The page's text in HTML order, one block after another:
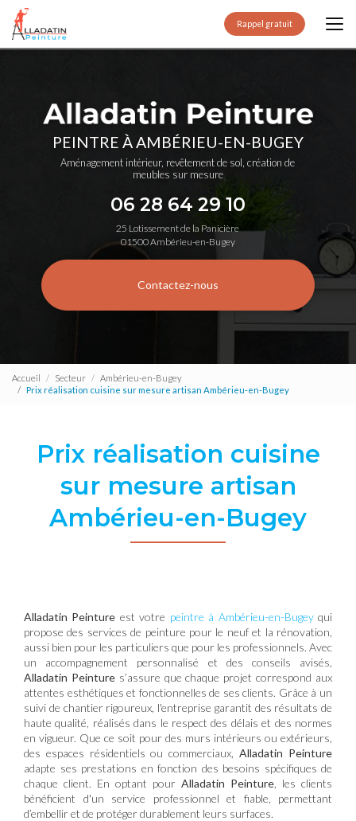
Aller
contenu
principal
Rappel gratuit
PEINTRE À AMBÉRIEU-EN-BUGEY
Aménagement intérieur, revêtement de sol, création de
meubles sur mesure
06 28 64 29 10
25 Lotissement de la Panicière
01500 Ambérieu-en-Bugey
Contactez-nous
Accueil Secteur
Ambérieu-en-Bugey
Prix réalisation cuisine sur mesure artisan Ambérieu-en-Bugey
Prix réalisation cuisine
sur mesure artisan
Ambérieu-en-Bugey
Alladatin Peinture est votre peintre à Ambérieu-en-Bugeyqui
propose des services de peinture pour le neuf et la rénovation,
aussi bien pour les particuliers que pour les professionnels. Avec
un accompagnement personnalisé et des conseils avisés,
Alladatin Peintures’assure que chaque projet correspond aux
attentes esthétiques et fonctionnelles de ses clients. Grâce à un
suivi de chantier rigoureux, l'entreprise garantit des résultats de
haute qualité, réalisés dans le respect des délais et des normes
en vigueur. Que ce soit pour des murs intérieurs ou extérieurs,
des espaces résidentiels ou commerciaux, Alladatin Peinture
adapte ses prestations en fonction des besoins spécifiques de
chaque client. En optant pour Alladatin Peinture , les clients
bénéficient d'un service professionnel et fiable, permettant
d’embellir et de protéger durablement leurs surfaces.